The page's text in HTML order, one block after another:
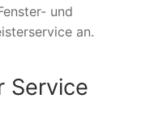
und
an.
Service